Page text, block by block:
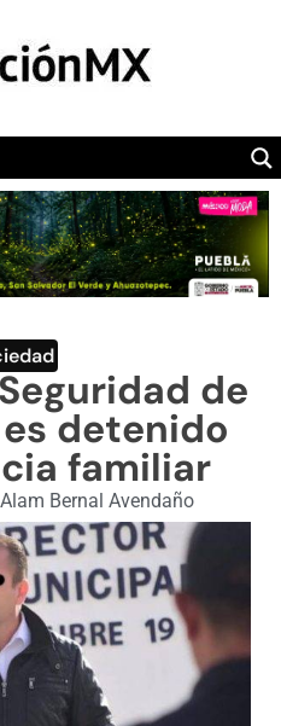
SECTION
de
detenido
familiar
Alam Bernal Avendaño